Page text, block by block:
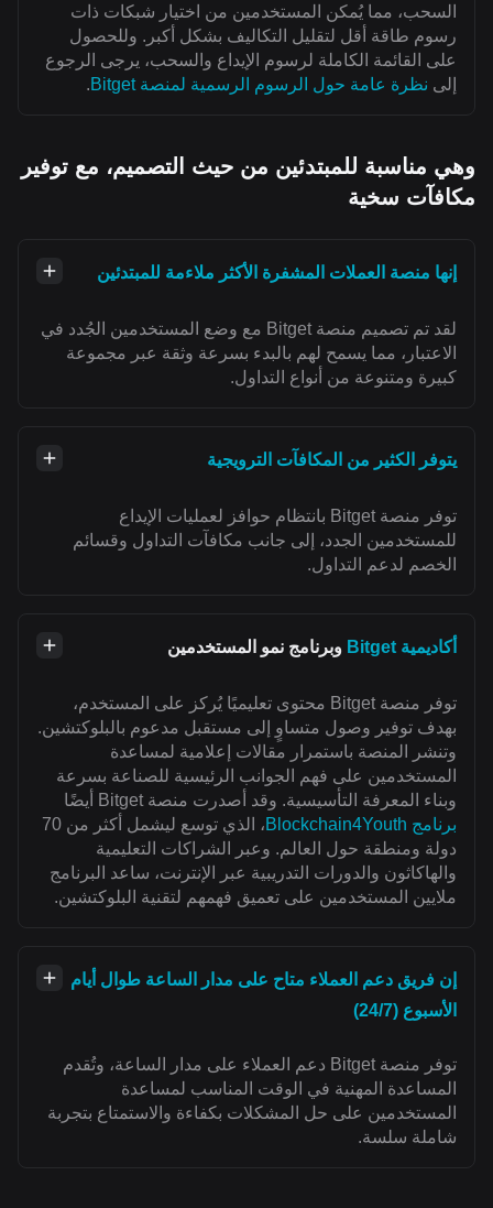
السحب، مما يُمكن المستخدمين من اختيار شبكات ذات
رسوم طاقة أقل لتقليل التكاليف بشكل أكبر. وللحصول
على القائمة الكاملة لرسوم الإيداع والسحب، يرجى الرجوع
إلى نظرة عامة حول الرسوم الرسمية لمنصة Bitget .
وهي مناسبة للمبتدئين من حيث التصميم، مع توفير
مكافآت سخية
إنها منصة العملات المشفرة الأكثر ملاءمة للمبتدئين
لقد تم تصميم منصة Bitget مع وضع المستخدمين الجُدد في
الاعتبار، مما يسمح لهم بالبدء بسرعة وثقة عبر مجموعة
كبيرة ومتنوعة من أنواع التداول.
يتوفر الكثير من المكافآت الترويجية
توفر منصة Bitget بانتظام حوافز لعمليات الإيداع
للمستخدمين الجدد، إلى جانب مكافآت التداول وقسائم
الخصم لدعم التداول.
أكاديمية Bitget وبرنامج نمو المستخدمين
توفر منصة Bitget محتوى تعليميًا يُركز على المستخدم،
بهدف توفير وصول متساوٍ إلى مستقبل مدعوم بالبلوكتشين.
وتنشر المنصة باستمرار مقالات إعلامية لمساعدة
المستخدمين على فهم الجوانب الرئيسية للصناعة بسرعة
وبناء المعرفة التأسيسية. وقد أصدرت منصة Bitget أيضًا
برنامج Blockchain4Youth
، الذي توسع ليشمل أكثر من 70
دولة ومنطقة حول العالم. وعبر الشراكات التعليمية
والهاكاثون والدورات التدريبية عبر الإنترنت، ساعد البرنامج
ملايين المستخدمين على تعميق فهمهم لتقنية البلوكتشين.
إن فريق دعم العملاء متاح على مدار الساعة طوال أيام
الأسبوع (24/7)
توفر منصة Bitget دعم العملاء على مدار الساعة، وتُقدم
المساعدة المهنية في الوقت المناسب لمساعدة
المستخدمين على حل المشكلات بكفاءة والاستمتاع بتجربة
شاملة سلسة.